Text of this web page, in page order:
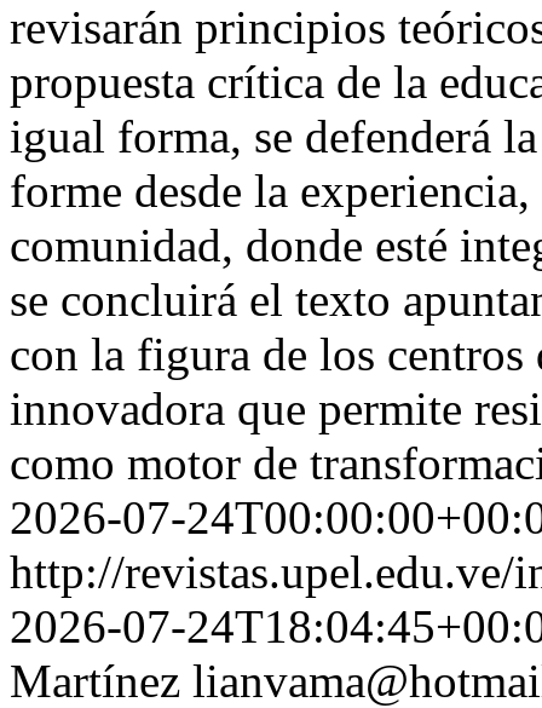
revisarán principios
propuesta crítica de la
igual forma, se defenderá
forme desde la
comunidad, donde esté
se concluirá el texto
con la figura de los centros
innovadora que permite
como motor de
2026-07-
http://
2026-07-
Martínez